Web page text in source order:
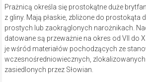
Prażnicą określa się prostokątne duże
z gliny. Mają płaskie, zbliżone do prostokąta
prostych lub zaokrąglonych narożnikach.
datowane są przeważnie na okres od VII do
je wśród materiałów pochodzących ze
wczesnośredniowiecznych, zlokalizowanych
zasiedlonych przez Słowian.